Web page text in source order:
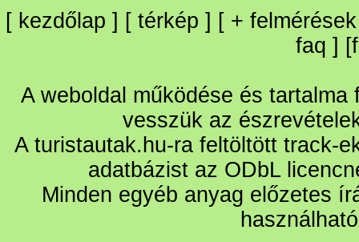
[ kezdőlap ] [ térkép ] [ + felmérések
faq ] [
A weboldal működése és
vesszük az
A turistautak.hu-ra feltöltött track-
adatbázist az ODbL
Minden egyéb anyag előzetes